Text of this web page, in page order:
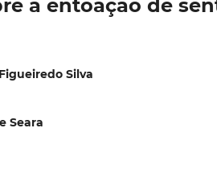
a entoação de
Silva
Seara